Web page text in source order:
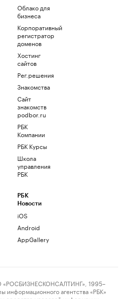
Облако для
бизнеса
Корпоративный
регистратор
доменов
Хостинг
сайтов
Рег.решения
Знакомства
Сайт
знакомств
podbor.ru
РБК
Компании
РБК Курсы
Школа
управления
РБК
РБК
Новости
iOS
Android
AppGallery
1995–
агентства «РБК»